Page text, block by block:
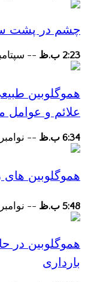
چشم در پشت
2:23 ب.ظ -- سپتامبر 22,
هموگلوبین
علائم و عوامل
6:34 ب.ظ -- نوامبر 28, 2023
هموگلوبین
5:48 ب.ظ -- نوامبر 27, 2023
هموگلوبین در
بارداری